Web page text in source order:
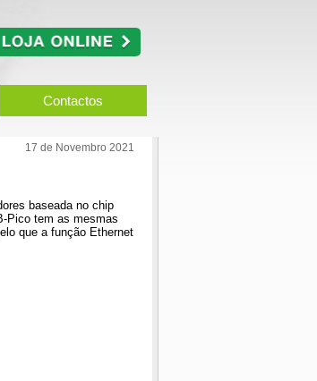
Contactos
17 de Novembro 2021
baseada no chip
Pico tem as mesmas
que a função Ethernet